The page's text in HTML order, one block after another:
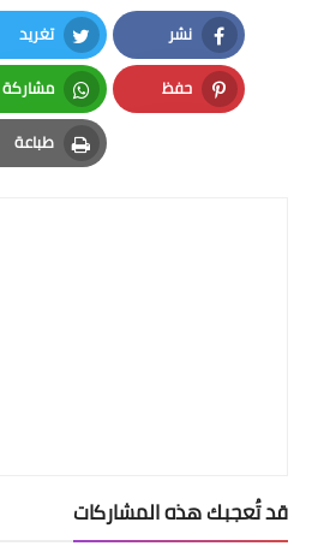
نشر
Facebook
تغريد
Twitter
حفظ
Pinterest
مشاركة
Whatsapp
طباعة
Print
قد تُعجبك هذه المشاركات